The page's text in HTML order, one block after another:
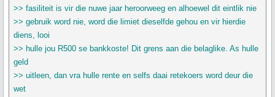
>> fasiliteit is vir die nuwe jaar heroorweeg en alhoewel dit eintlik nie
>> gebruik word nie, word die limiet dieselfde gehou en vir hierdie
diens, looi
>> hulle jou R500 se bankkoste! Dit grens aan die belaglike. As hulle
geld
>> uitleen, dan vra hulle rente en selfs daai retekoers word deur die
wet